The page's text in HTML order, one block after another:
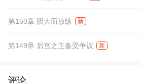
第150章 胆大而放纵 新
第149章 后宫之主备受争议 新
评论